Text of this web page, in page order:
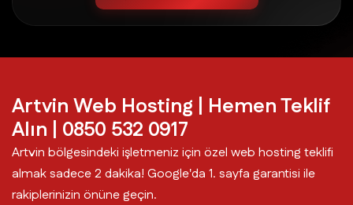
Artvin Web Hosting | Hemen Teklif
Alın | 0850 532 0917
Artvin bölgesindeki işletmeniz için özel web hosting teklifi
almak sadece 2 dakika! Google'da 1. sayfa garantisi ile
rakiplerinizin önüne geçin.